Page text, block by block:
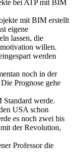
bei ATP mit BIM
mit BIM erstellt
eigene
lassen, die
willen.
werden
noch in der
Prognose gehe
werde.
USA schon
es noch zwei bis
der Revolution,
Professor die